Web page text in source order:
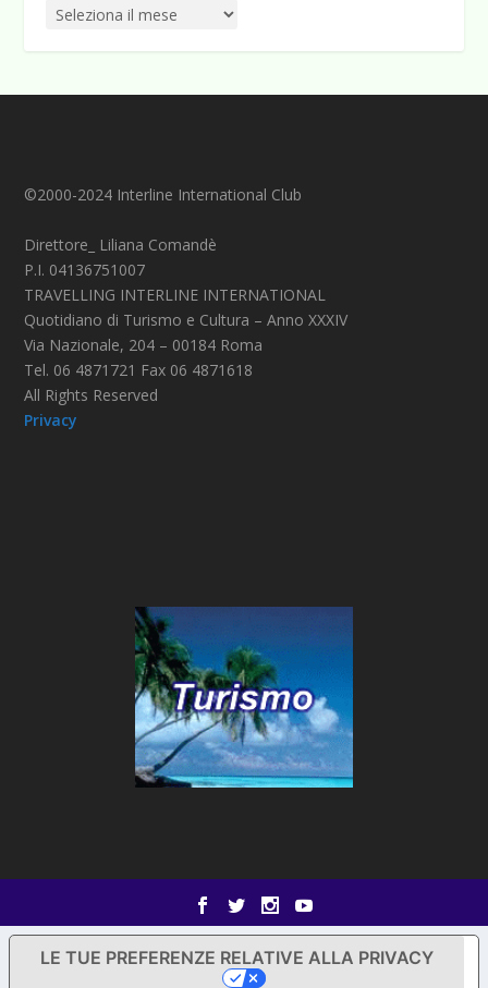
©2000-2024 Interline International Club
Direttore_ Liliana Comandè
P.I. 04136751007
TRAVELLING INTERLINE INTERNATIONAL
Quotidiano di Turismo e Cultura – Anno XXXIV
Via Nazionale, 204 – 00184 Roma
Tel. 06 4871721 Fax 06 4871618
All Rights Reserved
Privacy
LE TUE PREFERENZE RELATIVE ALLA PRIVACY